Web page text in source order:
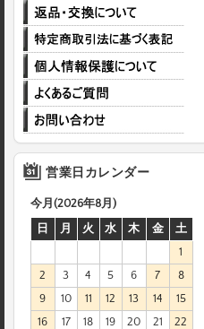
営業日カレンダー
今月(2026年8月)
日
月 火 水 木 金
土
1
2
3 4 5 6 7
8
9
10 11 12 13 14
15
16
17 18 19 20 21
22